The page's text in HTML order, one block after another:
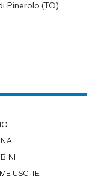
Pinerolo (TO)
USCITE